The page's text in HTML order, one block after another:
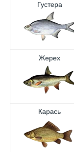
Густера
Жерех
Карась